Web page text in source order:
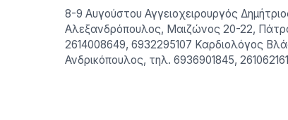
8-9 Αυγούστου Αγγειοχειρουργός
Αλεξανδρόπουλος, Μαιζώνος 20-22,
2614008649, 6932295107 Καρδιολόγος
Ανδρικόπουλος, τηλ. 6936901845,